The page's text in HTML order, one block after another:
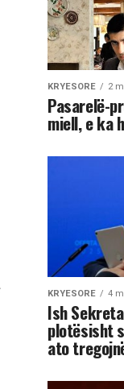
KRYESORE 2
Pasarelë-
miell, e ka
KRYESORE 4
Ish
plotësisht
ato